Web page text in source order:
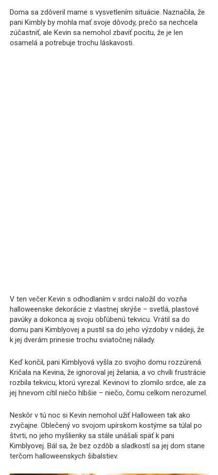
Doma sa zdôveril mame s vysvetlením situácie. Naznačila, že
pani Kimbly by mohla mať svoje dôvody, prečo sa nechcela
zúčastniť, ale Kevin sa nemohol zbaviť pocitu, že je len
osamelá a potrebuje trochu láskavosti.
V ten večer Kevin s odhodlaním v srdci naložil do vozňa
halloweenske dekorácie z vlastnej skrýše – svetlá, plastové
pavúky a dokonca aj svoju obľúbenú tekvicu. Vrátil sa do
domu pani Kimblyovej a pustil sa do jeho výzdoby v nádeji, že
k jej dverám prinesie trochu sviatočnej nálady.
Keď končil, pani Kimblyová vyšla zo svojho domu rozzúrená.
Kričala na Kevina, že ignoroval jej želania, a vo chvíli frustrácie
rozbila tekvicu, ktorú vyrezal. Kevinovi to zlomilo srdce, ale za
jej hnevom cítil niečo hlbšie – niečo, čomu celkom nerozumel.
Neskôr v tú noc si Kevin nemohol užiť Halloween tak ako
zvyčajne. Oblečený vo svojom upírskom kostýme sa túlal po
štvrti, no jeho myšlienky sa stále unášali späť k pani
Kimblyovej. Bál sa, že bez ozdôb a sladkostí sa jej dom stane
terčom halloweenskych šibalstiev.